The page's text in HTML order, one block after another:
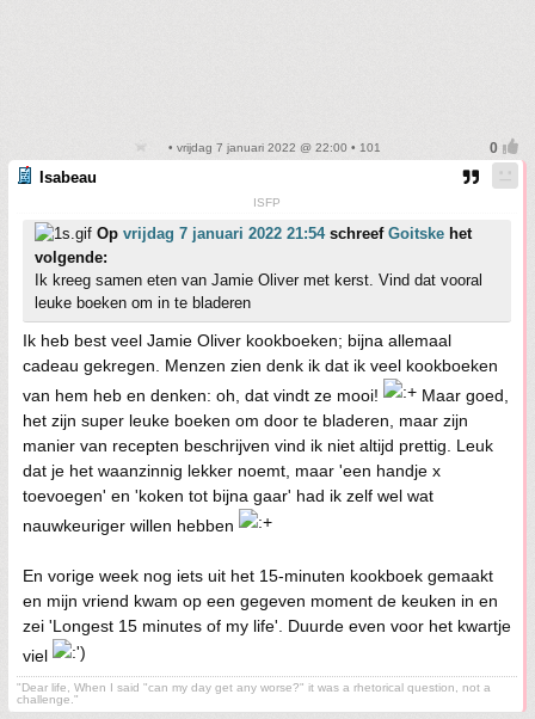
• vrijdag 7 januari 2022 @ 22:00 • 101
Isabeau
ISFP
Op vrijdag 7 januari 2022 21:54schreef Goitske het
volgende:
Ik kreeg samen eten van Jamie Oliver met kerst. Vind dat vooral
leuke boeken om in te bladeren
Ik heb best veel Jamie Oliver kookboeken; bijna allemaal
cadeau gekregen. Menzen zien denk ik dat ik veel kookboeken
van hem heb en denken: oh, dat vindt ze mooi!
Maar goed,
het zijn super leuke boeken om door te bladeren, maar zijn
manier van recepten beschrijven vind ik niet altijd prettig. Leuk
dat je het waanzinnig lekker noemt, maar 'een handje x
toevoegen' en 'koken tot bijna gaar' had ik zelf wel wat
nauwkeuriger willen hebben
En vorige week nog iets uit het 15-minuten kookboek gemaakt
en mijn vriend kwam op een gegeven moment de keuken in en
zei 'Longest 15 minutes of my life'. Duurde even voor het kwartje
viel
"Dear life, When I said "can my day get any worse?" it was a rhetorical question, not a
challenge."